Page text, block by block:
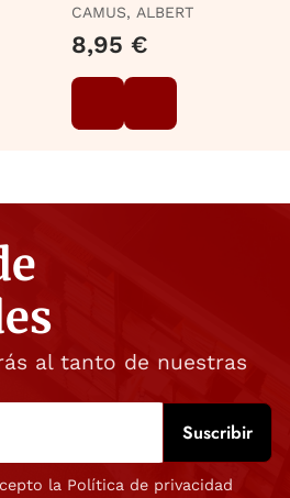
CAMUS, ALBERT
8,95 €
al tanto de nuestras
la Política de privacidad